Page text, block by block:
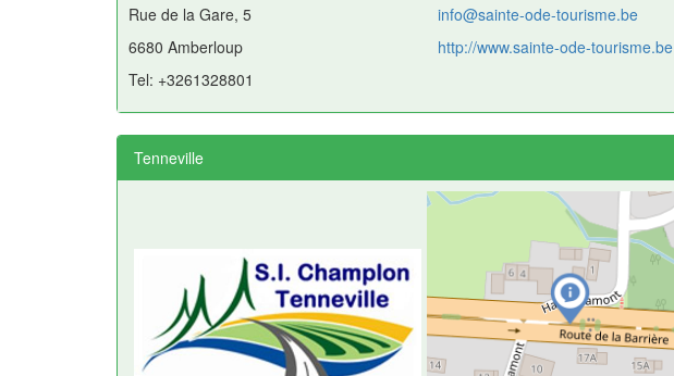
Rue de la Gare, 5
6680 Amberloup
Tel: +3261328801
info@sainte-ode-tourisme.be
http://www.sainte-ode-tourisme.be
Tenneville